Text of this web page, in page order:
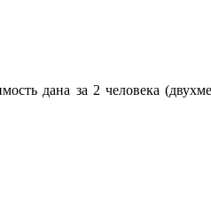
дана за 2 человека